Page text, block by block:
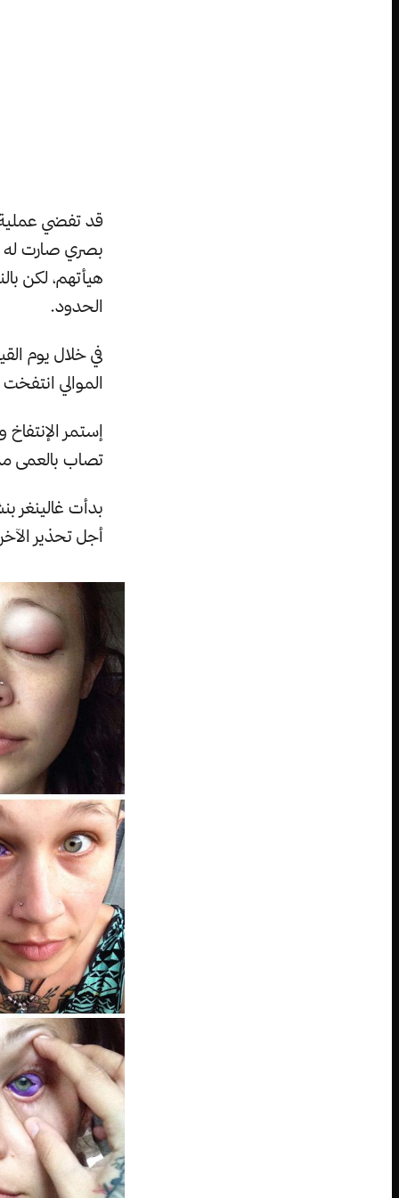
قد تفضي عملية
بصري صارت له
هيأتهم، لكن
الحدود.
في خلال يوم
الموالي
إستمر الإنتفاخ
تصاب بالعمى
أجل تحذير